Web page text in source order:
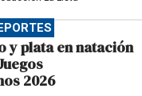
y plata en natación
2026